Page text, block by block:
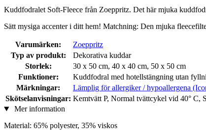
Kuddfodralet Soft-Fleece från Zoeppritz. Det här mjuka
Sätt mysiga accenter i ditt hem! Matchning: Den mjuka
Varumärken:
Zoeppritz
Typ av produkt:
Dekorativa kuddar
Storlek:
30 x 50 cm, 40 x 40 cm, 50 x 50 cm
Funktioner:
Kuddfodral med hotellstängning utan
Märkningar:
Lämplig för allergiker / hypoallergena
Skötselanvisningar: Kemtvätt P, Normal tvättcykel vid 40° C,
Mer information
Material: 65% polyester, 35% viskos